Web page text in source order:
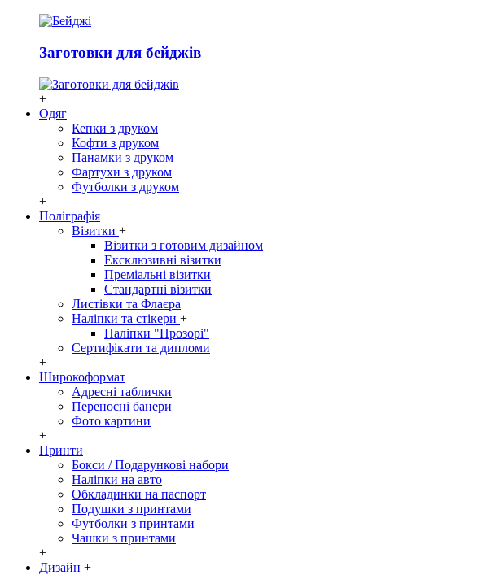
Заготовки для бейджів
+
Одяг
Кепки з друком
Кофти з друком
Панамки з друком
Фартухи з друком
Футболки з друком
+
Поліграфія
Візитки +
Візитки з готовим дизайном
Ексклюзивні візитки
Преміальні візитки
Стандартні візитки
Листівки та Флаєра
Наліпки та стікери +
Наліпки "Прозорі"
Сертифікати та дипломи
+
Широкоформат
Адресні таблички
Переносні банери
Фото картини
+
Принти
Бокси / Подарункові набори
Наліпки на авто
Обкладинки на паспорт
Подушки з принтами
Футболки з принтами
Чашки з принтами
+
Дизайн +